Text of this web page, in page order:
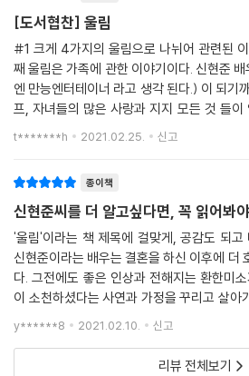
[도서협찬] 울림
#1 크게 4가지의 울림으로 나뉘어 관련된 이야기들이 풀어져 있다. 첫번
째 울림은 가족에 관한 이야기이다. 신현준
엔 만능엔터테이너 라고 생각 된다.) 이 되기
프, 자녀들의 많은 사랑과 지지 모든 것 들이
다는 기적에 더 가까운 것 같기도) 프롤로그를 통해 신현준 작가님 ( 이 책
t*******h 2021.02.25. 신고
종이책
신현준씨를 더 알고싶다면, 꼭 읽어봐
'울림'이라는 책 제목에 걸맞게, 공감도 되고
신현준이라는 배우는 결혼을 하신 이후에 더
다. 그전에도 좋은 인상과 전해지는 환한미
이 소천하셨다는 사연과 가정을 꾸리고 살아
해 접하면서 더 마음이 쓰였던거같다.신현준
한없는 사랑, 약
y******8 2021.02.10. 신고
리뷰 전체보기